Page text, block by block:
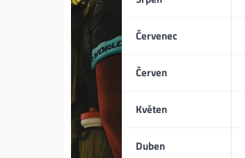
Červenec
Červen
Květen
Duben